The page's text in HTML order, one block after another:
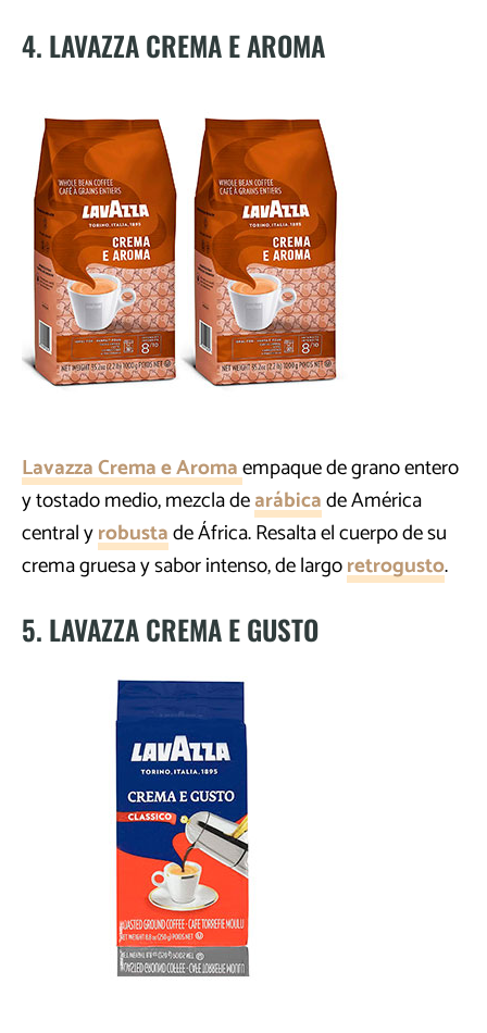
4. LAVAZZA CREMA E AROMA
Lavazza Crema e Aromaempaque de grano entero
y tostado medio, mezcla dearábicade América
central yrobustade África. Resalta el cuerpo de su
crema gruesa y sabor intenso, de largoretrogusto.
5. LAVAZZA CREMA E GUSTO